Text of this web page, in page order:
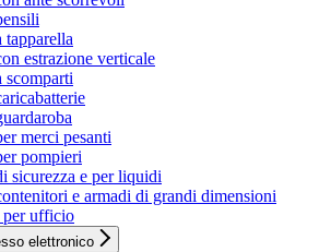
tapparella
estrazione verticale
scomparti
merci pesanti
pompieri
sicurezza e per liquidi
e armadi di grandi dimensioni
ufficio
elettronico